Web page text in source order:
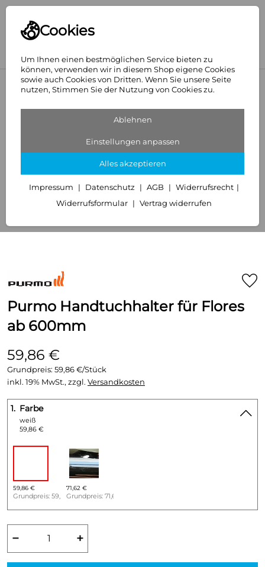
Cookies
Um Ihnen einen bestmöglichen Service bieten zu
können, verwenden wir in diesem Shop eigene Cookies
sowie auch Cookies von Dritten. Wenn Sie unsere Seite
nutzen, Stimmen Sie der Nutzung von Cookies zu.
Ablehnen
Einstellungen anpassen
Alles akzeptieren
Impressum Datenschutz AGB
Widerrufsrecht
Widerrufsformular
Vertrag widerrufen
Purmo
Purmo Handtuchhalter für Flores
ab 600mm
59,86 €
Grundpreis: 59,86 €/Stück
inkl. 19% MwSt., zzgl. Versandkosten
1. Farbe
weiß
59,86 €
59,86 €
Grundpreis: 59,86 €/Stück
71,62 €
Grundpreis: 71,62 €/Stück
− +